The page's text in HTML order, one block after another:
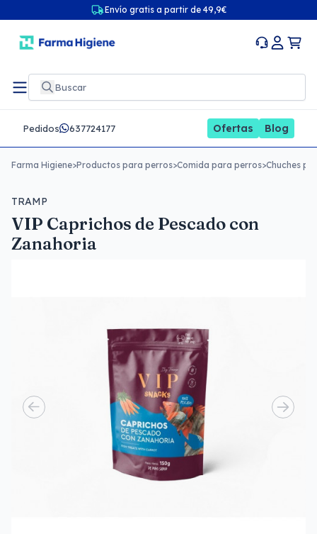
Envío gratis a partir de 49,9€
Pedidos 637724177 Ofertas Blog
Farma Higiene>Productos para perros>Comida para perros>Chuches
TRAMP
VIP Caprichos de Pescado con
Zanahoria